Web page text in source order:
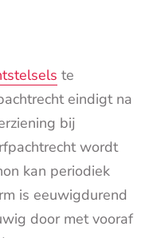
te
eindigt na
bij
wordt
kan periodiek
is eeuwigdurend
door met vooraf